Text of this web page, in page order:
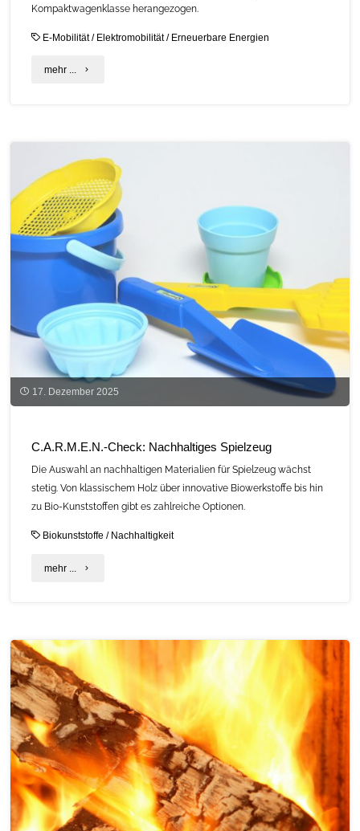
Kompaktwagenklasse herangezogen.
E-Mobilität/ Elektromobilität/ Erneuerbare Energien
mehr ... "C.A.R.M.E.N.-
ein
E-
Auto?"
17. Dezember 2025
C.A.R.M.E.N.-Check: Nachhaltiges Spielzeug
Die Auswahl an nachhaltigen Materialien für Spielzeug wächst
stetig. Von klassischem Holz über innovative Biowerkstoffe bis hin
zu Bio-Kunststoffen gibt es zahlreiche Optionen.
Biokunststoffe / Nachhaltigkeit
mehr ... "C.A.R.M.E.N.-
Spielzeug"